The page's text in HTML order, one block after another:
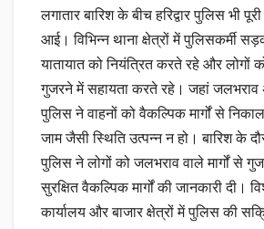
लगातार बारिश के बीच हरिद्वार पुलिस भी
आई। विभिन्न थाना क्षेत्रों में पुलिसकर्मी
यातायात को नियंत्रित करते रहे और लोगों को
गुजरने में सहायता करते रहे। जहां जलभराव
पुलिस ने वाहनों को वैकल्पिक मार्गों से
जाम जैसी स्थिति उत्पन्न न हो। बारिश के
पुलिस ने लोगों को जलभराव वाले मार्गों से
सुरक्षित वैकल्पिक मार्गों की जानकारी
कार्यालय और बाजार क्षेत्रों में पुलिस की